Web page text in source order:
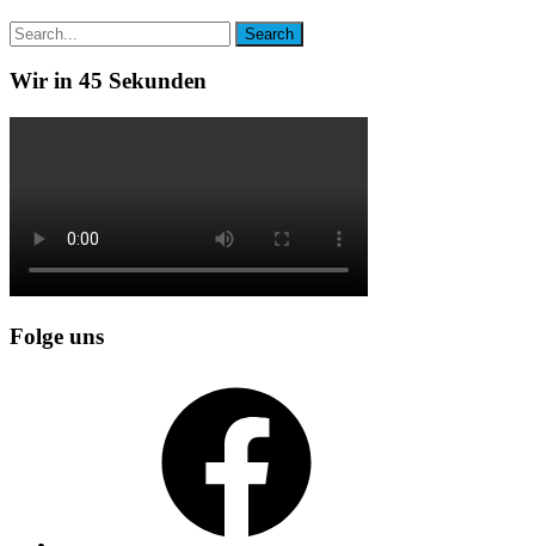
Wir in 45 Sekunden
Folge uns